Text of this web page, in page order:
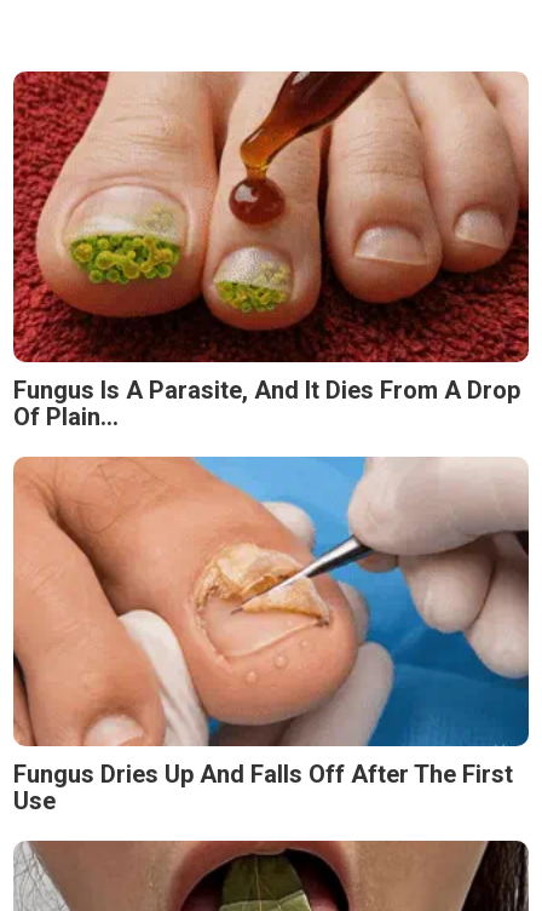
Fungus Is A Parasite, And It Dies From A Drop
Of Plain...
Fungus Dries Up And Falls Off After The First
Use